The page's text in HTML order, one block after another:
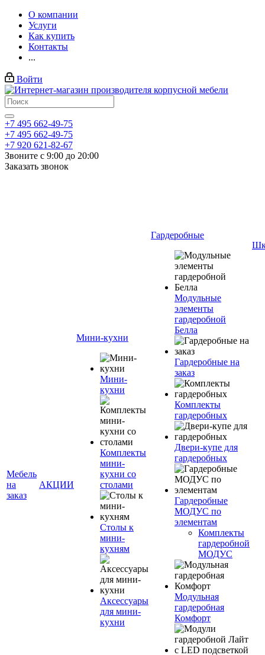
О компании
Услуги
Как купить
Контакты
...
Войти
+7 495 662-49-75
+7 495 662-49-75
+7 920 621-82-67
Звоните с 9:00 до 20:00
Заказать звонок
Мебель
на
заказ
АКЦИИ
Мини-кухни
Мини-
кухни
Комплекты
мини-
кухни со
столами
Столы к
мини-
кухням
Аксессуары
для мини-
кухни
Гардеробные
Модульные
элементы
гардеробной
Белла
Гардеробные на
заказ
Комплекты
гардеробных
Двери-купе для
гардеробных
Гардеробные
МОДУС по
элементам
Комплекты
гардеробной
МОДУС
Модульная
гардеробная
Комфорт